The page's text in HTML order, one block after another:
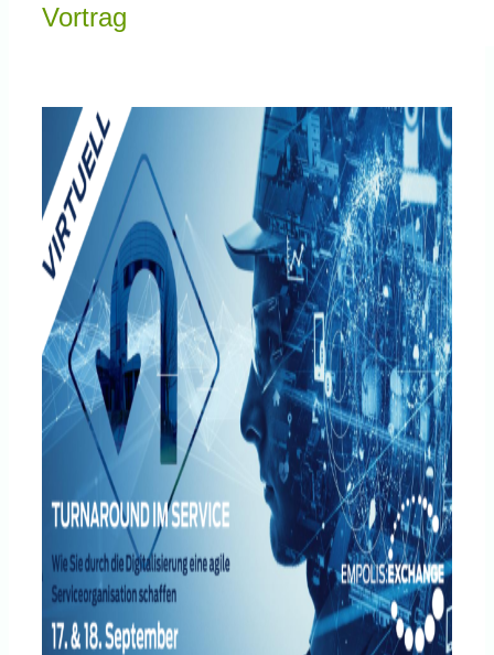
Knowledge Centered Service
Community
Shop
Vortrag